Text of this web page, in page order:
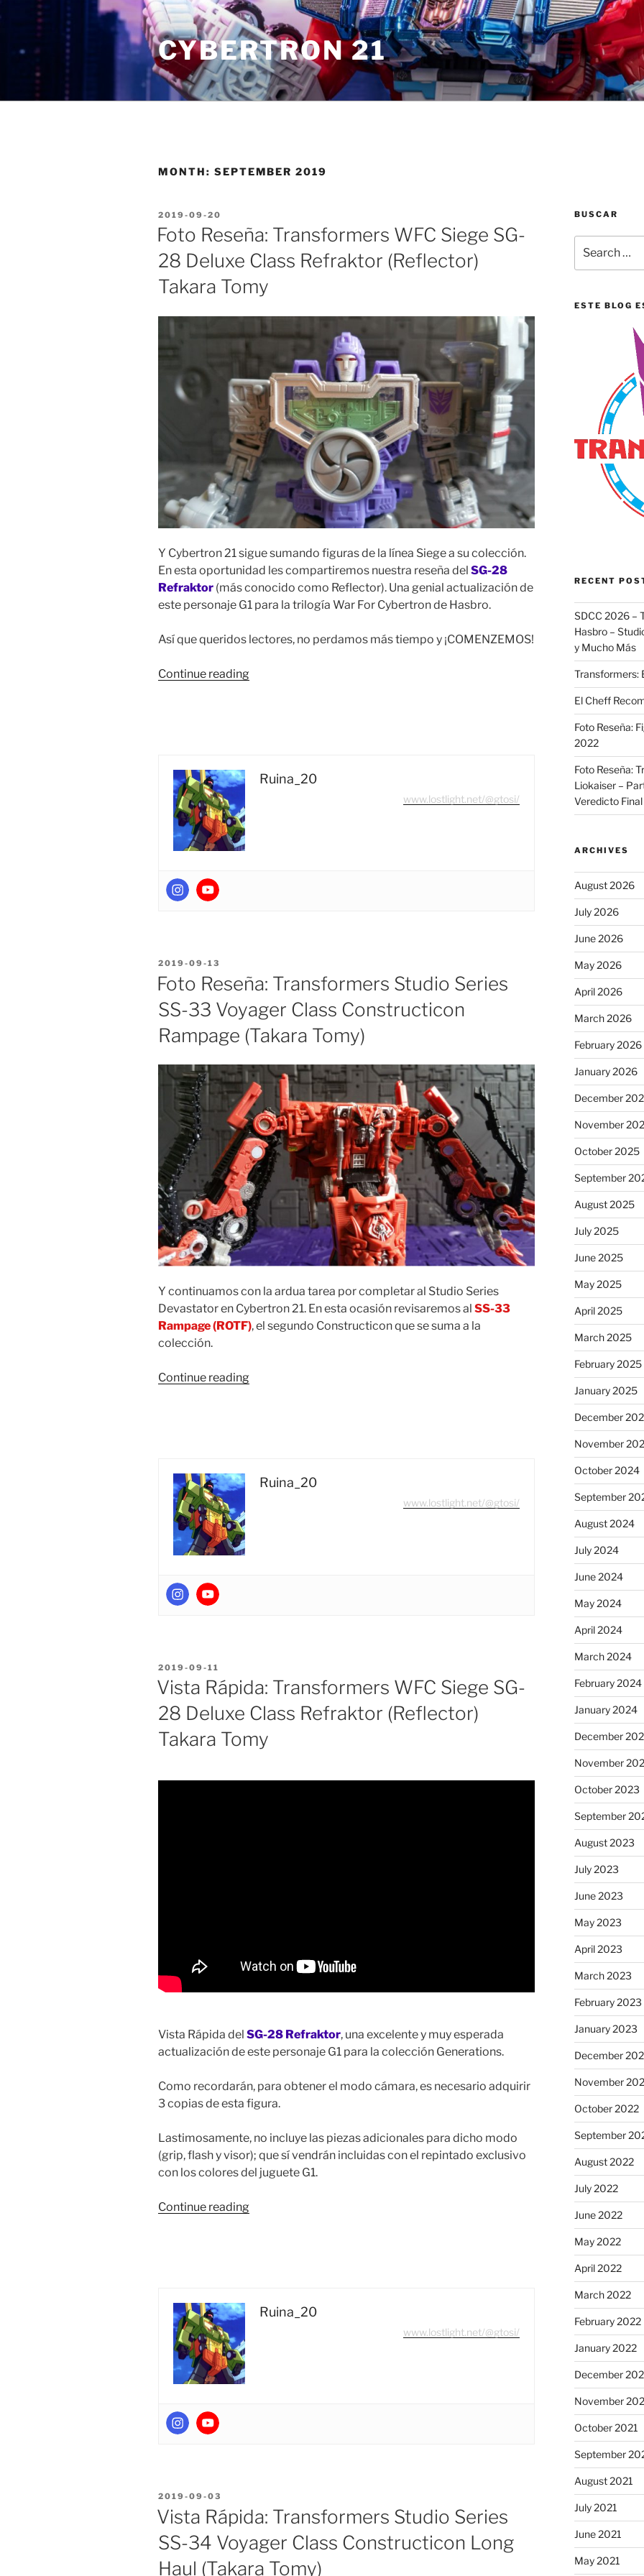
CYBERTRON 21
MONTH: SEPTEMBER 2019
POSTED
ON
2019-09-20
Foto Reseña: Transformers WFC Siege SG-
28 Deluxe Class Refraktor (Reflector)
Takara Tomy
Y Cybertron 21 sigue sumando figuras de la línea Siege a su colección.
En esta oportunidad les compartiremos nuestra reseña del SG-28
Refraktor (más conocido como Reflector). Una genial actualización de
este personaje G1 para la trilogía War For Cybertron de Hasbro.
Así que queridos lectores, no perdamos más tiempo y ¡COMENZEMOS!
Continue reading“Foto
28Ruina_20
www.lostlight.net/@gtosi/
POSTED
ON
2019-09-13
Foto Reseña: Transformers Studio Series
SS-33 Voyager Class Constructicon
Rampage (Takara Tomy)
Y continuamos con la ardua tarea por completar al Studio Series
Devastator en Cybertron 21. En esta ocasión revisaremos al SS-33
Rampage (ROTF), el segundo Constructicon que se suma a la
colección.
Continue reading“Foto
33Ruina_20
www.lostlight.net/@gtosi/
POSTED
ON
2019-09-11
Vista Rápida: Transformers WFC Siege SG-
28 Deluxe Class Refraktor (Reflector)
Takara Tomy
Vista Rápida del SG-28 Refraktor, una excelente y muy esperada
actualización de este personaje G1 para la colección Generations.
Como recordarán, para obtener el modo cámara, es necesario adquirir
3 copias de esta figura.
Lastimosamente, no incluye las piezas adicionales para dicho modo
(grip, flash y visor); que sí vendrán incluidas con el repintado exclusivo
con los colores del juguete G1.
Continue reading“Vista
28Ruina_20
www.lostlight.net/@gtosi/
POSTED
ON
2019-09-03
Vista Rápida: Transformers Studio Series
SS-34 Voyager Class Constructicon Long
Haul (Takara Tomy)
BUSCAR
for:
ESTE BLOG
RECENT
SDCC 2026 –
Hasbro –
y Mucho Más
Transformers:
El Cheff
Foto Reseña:
2022
Foto Reseña:
Liokaiser –
Veredicto Final
ARCHIVES
August 2026
July 2026
June 2026
May 2026
April 2026
March 2026
February 2026
January 2026
December
November
October 2025
September
August 2025
July 2025
June 2025
May 2025
April 2025
March 2025
February 2025
January 2025
December
November
October 2024
September
August 2024
July 2024
June 2024
May 2024
April 2024
March 2024
February 2024
January 2024
December
November
October 2023
September
August 2023
July 2023
June 2023
May 2023
April 2023
March 2023
February 2023
January 2023
December
November
October 2022
September
August 2022
July 2022
June 2022
May 2022
April 2022
March 2022
February 2022
January 2022
December
November
October 2021
September
August 2021
July 2021
June 2021
May 2021